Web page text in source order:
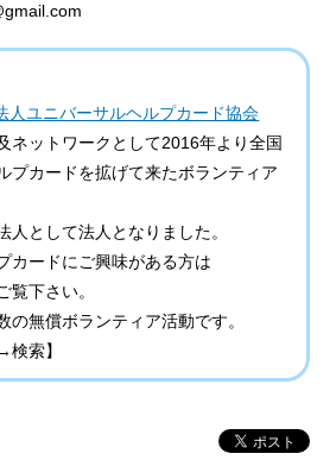
人ユニバーサルヘルプカード協会
ネットワークとして2016年より全国
プカードを拡げて来たボランティア
人として法人となりました。
カードにご興味がある方は
覧下さい。
の無償ボランティア活動です。
検索】